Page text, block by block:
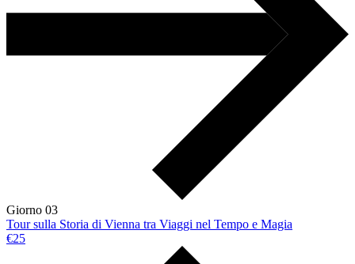
Giorno 03
Tour sulla Storia di Vienna tra Viaggi nel Tempo e Magia
€25